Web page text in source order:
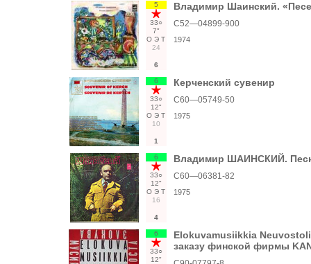
5
33○
7"
О Э Т
24
6
Владимир Шаинский.
С52—04899-900
1974
6
33○
12"
О Э Т
10
1
Керченский сувенир
C60—05749-50
1975
6
33○
12"
О Э Т
16
4
Владимир ШАИНСКИЙ.
С60—06381-82
1975
6
33○
12"
Elokuvamusiikkia
заказу финской фирмы